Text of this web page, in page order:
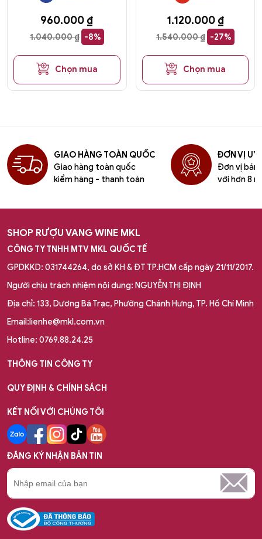
1.040.000₫ -8%
960.000 ₫
Chọn mua
1.540.000₫ -27%
1.120.000 ₫
Chọn mua
GIAO HÀNG TOÀN QUỐC
Giao hàng toàn quốc
kiểm hàng - thanh toán
ĐƠN VỊ UY
Đơn vị bán
với hơn 8
SHOP RƯỢU VANG WINE MKL
CÔNG TY TNHH MTV MKL QUỐC TẾ
GPDKKD: 031744264, do sở KH & ĐT TP.HCM cấp ngày 21/11/2017.
Người chịu trách nhiệm nội dung: NGUYỄN THỊ ĐỊNH
Địa chỉ: 133, Dương Bá Trạc, Phường Chánh Hưng, TP. Hồ Chí Minh
Email:lienhe@mkl.com.vn
Hotline: 0769.88.24.25
THÔNG TIN CÔNG TY
QUY ĐỊNH & CHÍNH SÁCH
KẾT NỐI VỚI CHÚNG TÔI
ĐĂNG KÝ NHẬN BẢN TIN